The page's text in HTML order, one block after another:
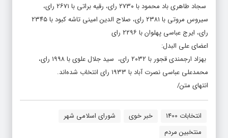
سجاد طاهری باد محمود با ۲۷۳۰ رای، رقیه براتی با ۲۶۷۱ رای،
سیروس مروتی با ۲۳۸۱ رای، صلاح الدین امینی تاشه کبود با ۲۳۴۵
رای، ایرج عباسی پهلوان با ۲۲۹۶ رای
اعضای علی البدل:
بهزاد ارجمندی قجور با ۲۰۳۲ رای، سید جلال علوی با ۱۹۹۸ رای،
محمدعلی عباسی نصرت آباد با ۱۹۳۳ رای انتخاب شده‌اند.
انتهای متن/
انتخابات 1400 خبر خوی
شورای اسلامی شهر
منتخبین مردم